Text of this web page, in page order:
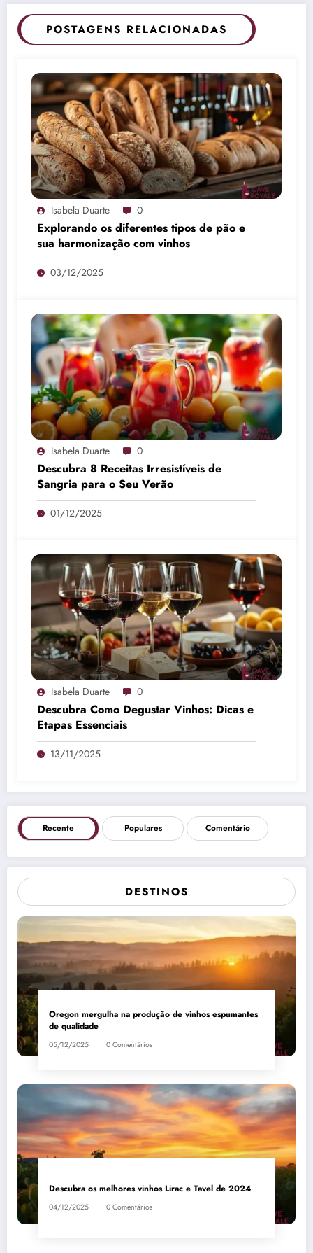
POSTAGENS RELACIONADAS
Isabela Duarte 0
Explorando os diferentes tipos de pão e
sua harmonização com vinhos
03/12/2025
Isabela Duarte 0
Descubra 8 Receitas Irresistíveis de
Sangria para o Seu Verão
01/12/2025
Isabela Duarte 0
Descubra Como Degustar Vinhos: Dicas e
Etapas Essenciais
13/11/2025
Recente Populares Comentário
DESTINOS
Oregon mergulha na produção de vinhos espumantes
de qualidade
05/12/2025 0 Comentários
Descubra os melhores vinhos Lirac e Tavel de 2024
04/12/2025 0 Comentários